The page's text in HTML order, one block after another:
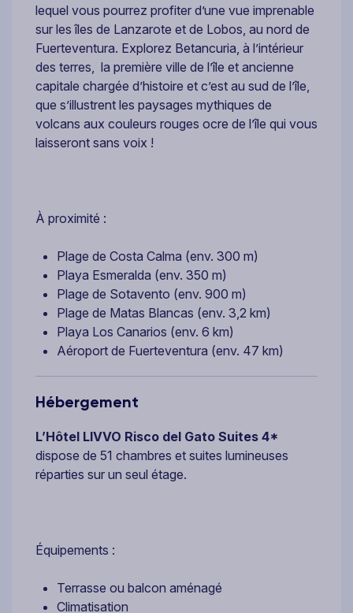
lequel vous pourrez profiter d’une vue imprenable
sur les îles de Lanzarote et de Lobos, au nord de
Fuerteventura. Explorez Betancuria, à l’intérieur
des terres, la première ville de l’île et ancienne
capitale chargée d’histoire et c’est au sud de l’île,
que s’illustrent les paysages mythiques de
volcans aux couleurs rouges ocre de l’île qui vous
laisseront sans voix !
À proximité :
Plage de Costa Calma (env. 300 m)
Playa Esmeralda (env. 350 m)
Plage de Sotavento (env. 900 m)
Plage de Matas Blancas (env. 3,2 km)
Playa Los Canarios (env. 6 km)
Aéroport de Fuerteventura (env. 47 km)
Hébergement
L’Hôtel LIVVO Risco del Gato Suites 4*
dispose de 51 chambres et suites lumineuses
réparties sur un seul étage.
Équipements :
Terrasse ou balcon aménagé
Climatisation